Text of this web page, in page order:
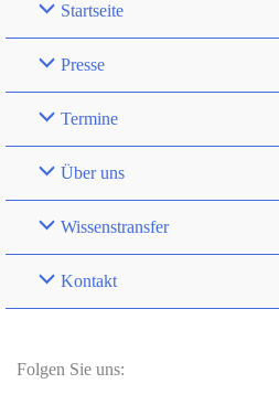
Startseite
Presse
Termine
Über uns
Wissenstransfer
Kontakt
Folgen Sie uns: